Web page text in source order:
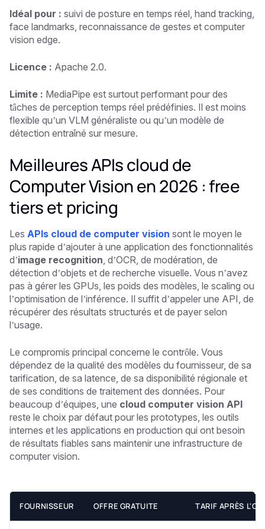
Idéal pour : suivi de posture en temps réel, hand tracking,
face landmarks, reconnaissance de gestes et computer
vision edge.
Licence : Apache 2.0.
Limite : MediaPipe est surtout performant pour des
tâches de perception temps réel prédéfinies. Il est moins
flexible qu’un VLM généraliste ou qu’un modèle de
détection entraîné sur mesure.
Meilleures APIs cloud de
Computer Vision en 2026 : free
tiers et pricing
Les APIs cloud de computer vision sont le moyen le
plus rapide d’ajouter à une application des fonctionnalités
d’image recognition , d’OCR, de modération, de
détection d’objets et de recherche visuelle. Vous n’avez
pas à gérer les GPUs, les poids des modèles, le scaling ou
l’optimisation de l’inférence. Il suffit d’appeler une API, de
récupérer des résultats structurés et de payer selon
l’usage.
Le compromis principal concerne le contrôle. Vous
dépendez de la qualité des modèles du fournisseur, de sa
tarification, de sa latence, de sa disponibilité régionale et
de ses conditions de traitement des données. Pour
beaucoup d’équipes, une cloud computer vision API
reste le choix par défaut pour les prototypes, les outils
internes et les applications en production qui ont besoin
de résultats fiables sans maintenir une infrastructure de
computer vision.
FOURNISSEUR OFFRE GRATUITE TARIF APRÈS